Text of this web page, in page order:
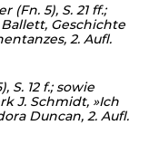
(Fn. 5), S. 21 ff.;
Geschichte
2. Aufl.
S. 12 f.; sowie
J. Schmidt, »Ich
Duncan, 2. Aufl.